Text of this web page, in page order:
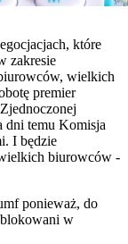
które
zakresie
wielkich
premier
dni temu Komisja
I będzie
biurowców -
ponieważ, do
blokowani w